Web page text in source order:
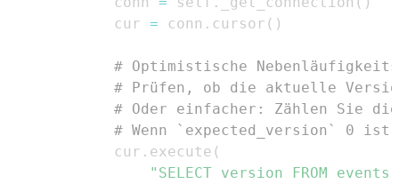
            cur
= conn . cursor ( )
# Optimistische
# Prüfen, ob die aktuelle
# Oder einfacher: Zählen Sie
# Wenn `expected_version` 0
            cur
. execute (
"SELECT version FROM